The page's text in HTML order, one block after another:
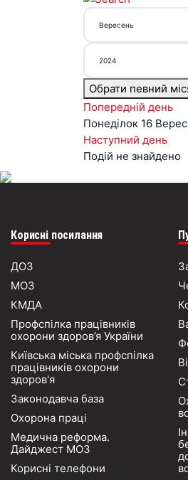
Обрати певний
Попередній день
Понеділок 16
Наступний день
Подій не знайдено
Корисні посилання
ДОЗ
МОЗ
КМДА
Профспілка працівників
охорони здоров’я України
Київська міська профспілка
працівників охорони
здоров'я
Законодавча база
Охорона праці
Медична реформа.
Дайджест МОЗ
Корисні телефони